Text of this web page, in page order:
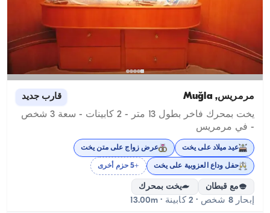
مرمريس, Muğla قارب جديد
يخت بمحرك فاخر بطول 13 متر - 2 كابينات - سعة 3 شخص
- في مرمريس
عيد ميلاد على يخت عرض زواج على متن يخت
حفل وداع العزوبية على يخت +5 حزم أخرى
مع قبطان يخت بمحرك
إبحار 8 شخص · 2 كابينة · 13.00m